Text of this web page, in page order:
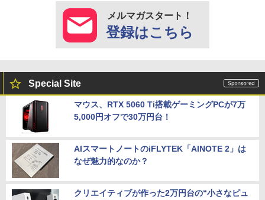
メルマガスタート！
登録はこちら
Special Site
マウス、RTX 5060 Ti搭載ゲーミングPCが7万
5,000円オフで30万円台！
AIスマートノートのiFLYTEK「AINOTE 2」は
なぜ魅力的なのか？
クリエイティブが作った2万円台の“小さなピュ